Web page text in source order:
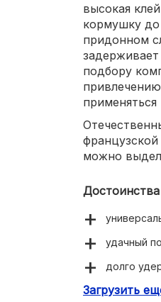
высокая
кормушку до
придонном
подбору
можно
Достоинства
удачный
долго
Загрузить